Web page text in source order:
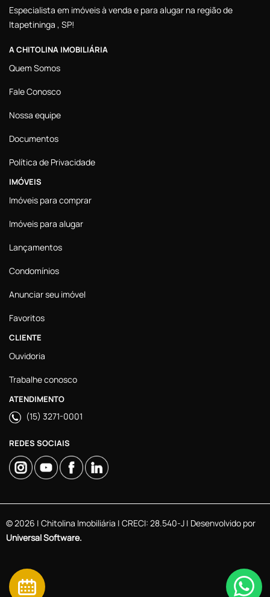
Especialista em imóveis à venda e para alugar na região de
Itapetininga , SP!
A CHITOLINA IMOBILIÁRIA
Quem Somos
Fale Conosco
Nossa equipe
Documentos
Política de Privacidade
IMÓVEIS
Imóveis para comprar
Imóveis para alugar
Lançamentos
Condomínios
Anunciar seu imóvel
Favoritos
CLIENTE
Ouvidoria
Trabalhe conosco
ATENDIMENTO
(15) 3271-0001
REDES SOCIAIS
© 2026 | Chitolina Imobiliária | CRECI: 28.540-J | Desenvolvido por
Universal Software.